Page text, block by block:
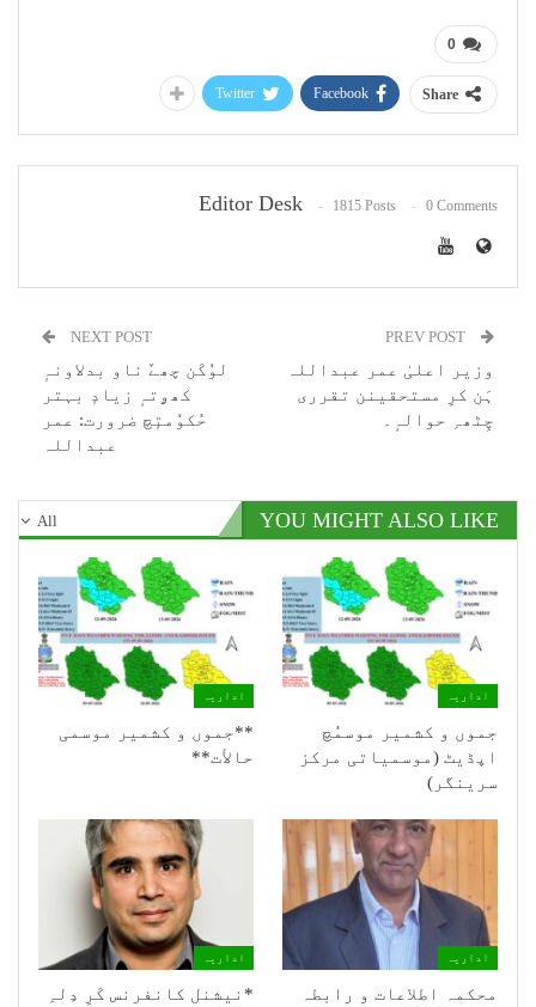
0
Share
Facebook
Twitter
Editor Desk 1815 Posts 0 Comments
وزیر اعلیٰ عمر عبداللہ
ہَن کرِ مستحقینن تقرری
چِٹھہِ حوالہٕ۔
NEXT POST
لوٗکَن چھےٚ ناو بدلاونہٕ
کھۄتہٕ زیادٕ بہتر
حُکوٗمتٕچ ضرورت: عمر
عبداللہ
All YOU MIGHT ALSO LIKE
اداریہ
جموں و کشمیر موسمُچ
اپڈیٹ (موسمیاتی مرکز
سرینگر)
اداریہ
**جموں و كشمیر موسمی
حالأت**
اداریہ
محکمہ اطلاعات و رابطہ
اداریہ
*نیشنل کانفرنس کَرِ دِلہِ